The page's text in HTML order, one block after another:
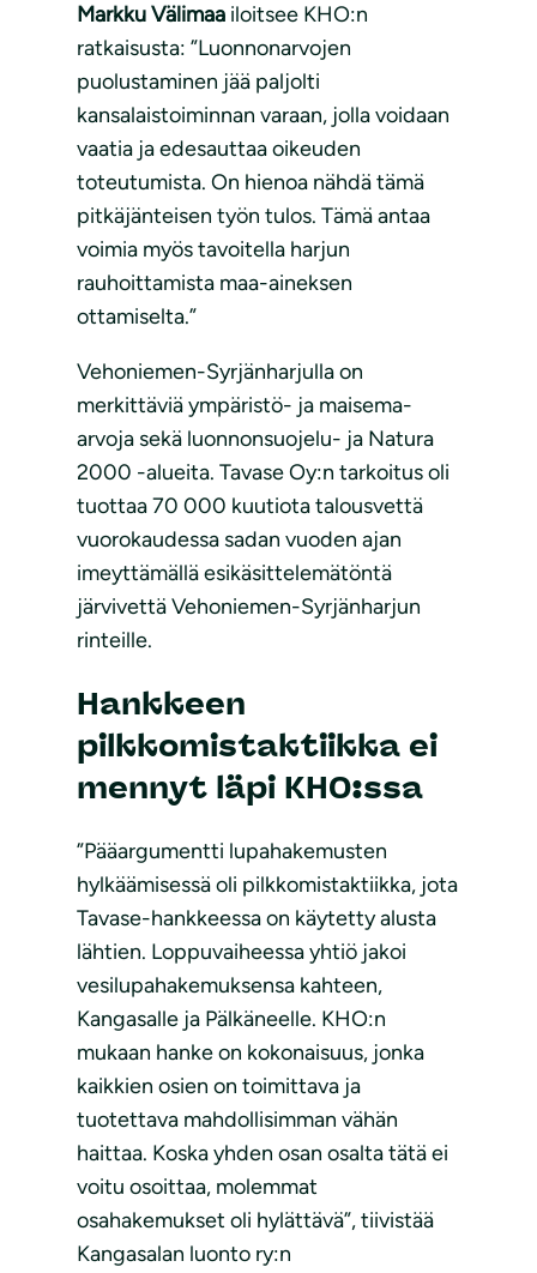
Markku Välimaa iloitsee KHO:n
ratkaisusta: ”Luonnonarvojen
puolustaminen jää paljolti
kansalaistoiminnan varaan, jolla voidaan
vaatia ja edesauttaa oikeuden
toteutumista. On hienoa nähdä tämä
pitkäjänteisen työn tulos. Tämä antaa
voimia myös tavoitella harjun
rauhoittamista maa-aineksen
ottamiselta.”
Vehoniemen-Syrjänharjulla on
merkittäviä ympäristö- ja maisema-
arvoja sekä luonnonsuojelu- ja Natura
2000 -alueita. Tavase Oy:n tarkoitus oli
tuottaa 70 000 kuutiota talousvettä
vuorokaudessa sadan vuoden ajan
imeyttämällä esikäsittelemätöntä
järvivettä Vehoniemen-Syrjänharjun
rinteille.
Hankkeen
pilkkomistaktiikka ei
mennyt läpi KHO:ssa
”Pääargumentti lupahakemusten
hylkäämisessä oli pilkkomistaktiikka, jota
Tavase-hankkeessa on käytetty alusta
lähtien. Loppuvaiheessa yhtiö jakoi
vesilupahakemuksensa kahteen,
Kangasalle ja Pälkäneelle. KHO:n
mukaan hanke on kokonaisuus, jonka
kaikkien osien on toimittava ja
tuotettava mahdollisimman vähän
haittaa. Koska yhden osan osalta tätä ei
voitu osoittaa, molemmat
osahakemukset oli hylättävä”, tiivistää
Kangasalan luonto ry:n